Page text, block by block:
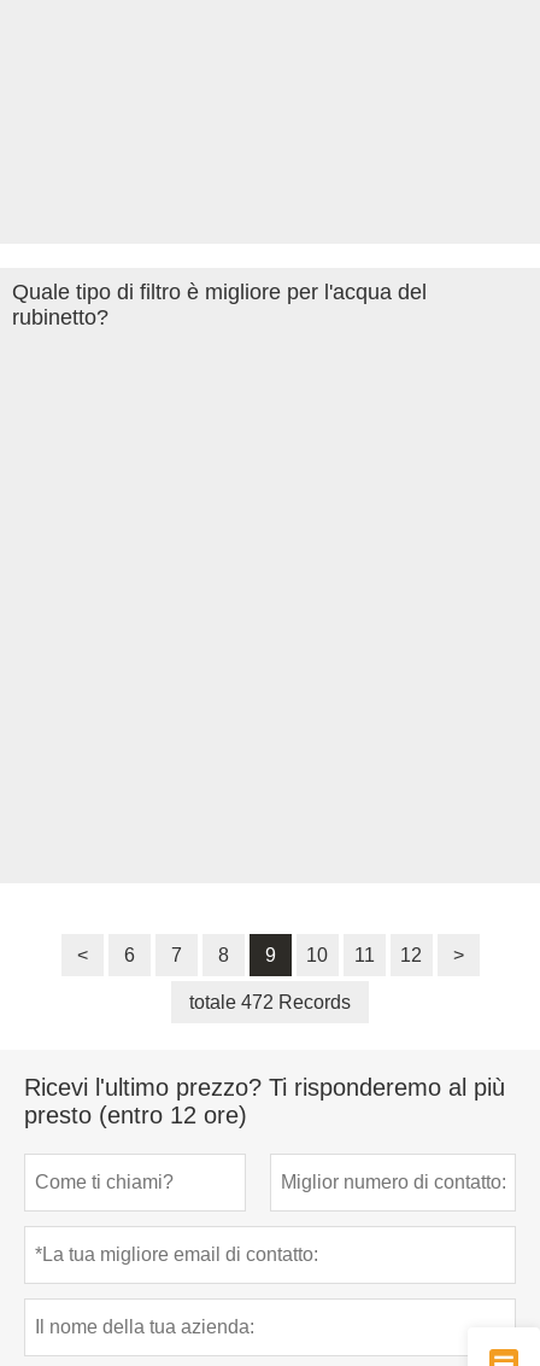
Quale tipo di filtro è migliore per l'acqua del
rubinetto?
< 6 7 8 9 10 11 12 >
totale 472 Records
Ricevi l'ultimo prezzo? Ti risponderemo al più
presto (entro 12 ore)